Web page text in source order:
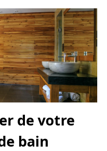
de votre
bain